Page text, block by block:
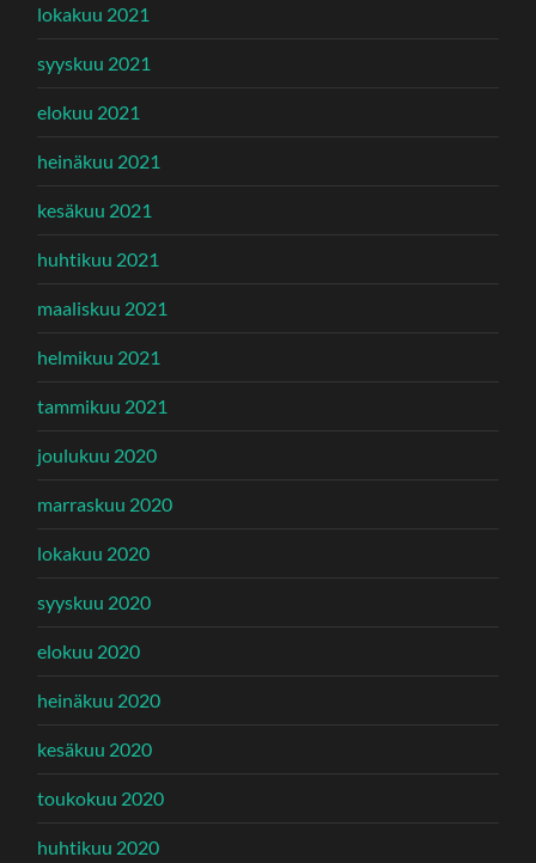
lokakuu 2021
syyskuu 2021
elokuu 2021
heinäkuu 2021
kesäkuu 2021
huhtikuu 2021
maaliskuu 2021
helmikuu 2021
tammikuu 2021
joulukuu 2020
marraskuu 2020
lokakuu 2020
syyskuu 2020
elokuu 2020
heinäkuu 2020
kesäkuu 2020
toukokuu 2020
huhtikuu 2020